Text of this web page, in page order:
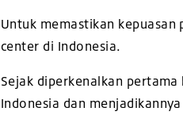
Untuk memastikan
center di Indonesia.
Sejak diperkenalkan
Indonesia dan